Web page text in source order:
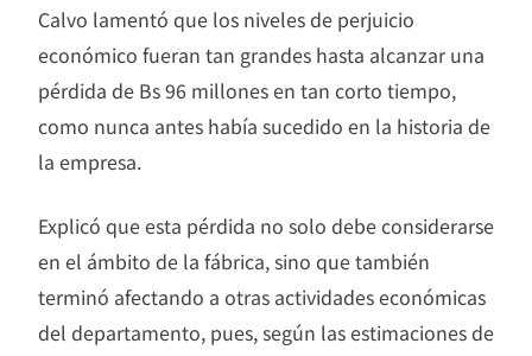
Calvo lamentó que los niveles de perjuicio
económico fueran tan grandes hasta alcanzar una
pérdida de Bs 96 millones en tan corto tiempo,
como nunca antes había sucedido en la historia de
la empresa.
Explicó que esta pérdida no solo debe considerarse
en el ámbito de la fábrica, sino que también
terminó afectando a otras actividades económicas
del departamento, pues, según las estimaciones de